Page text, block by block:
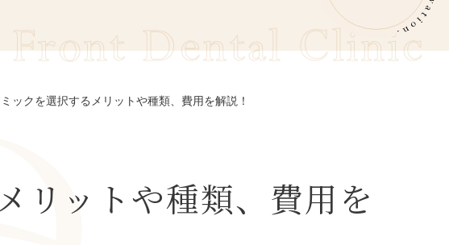
Front Dental Clinic
ックを選択するメリットや種類、費用を解説！
リットや種類、費用を